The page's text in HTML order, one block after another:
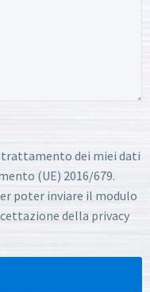
dei miei dati
(UE) 2016/679.
poter inviare il modulo
della privacy